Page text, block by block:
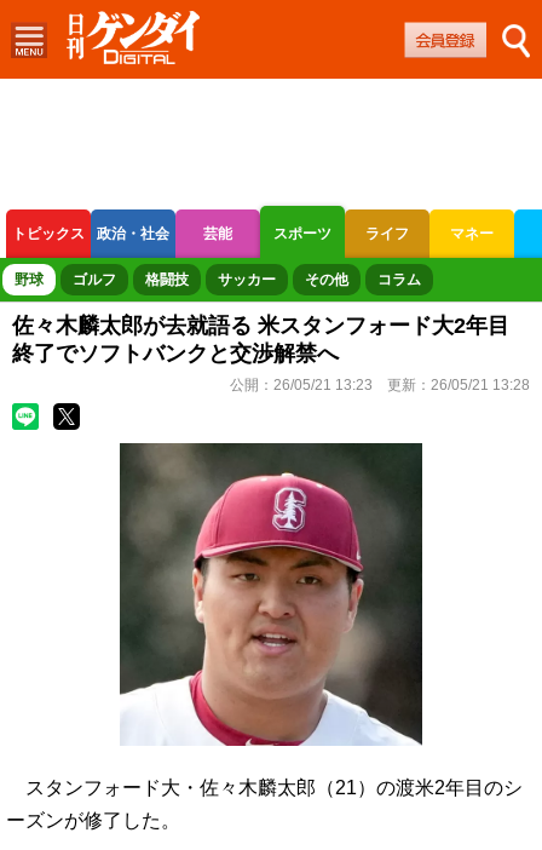
トピックス 政治・社会 芸能 スポーツ ライフ マネー
ボートレース 競輪 オートレース
野球 ゴルフ 格闘技 サッカー その他 コラム
佐々木麟太郎が去就語る 米スタンフォード大2年目
終了でソフトバンクと交渉解禁へ
公開： 26/05/21 13:23 更新： 26/05/21 13:28
スタンフォード大・佐々木麟太郎（21）の渡米2年目のシ
ーズンが修了した。